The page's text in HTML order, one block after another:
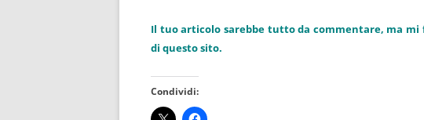
Il tuo articolo sarebbe tutto da commentare, ma
di questo sito.
Condividi: